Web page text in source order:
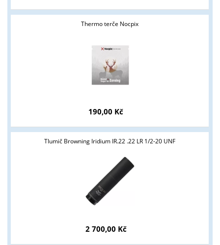
Thermo terče Nocpix
190,00 Kč
Tlumič Browning Iridium IR.22 .22 LR 1/2-20 UNF
2 700,00 Kč